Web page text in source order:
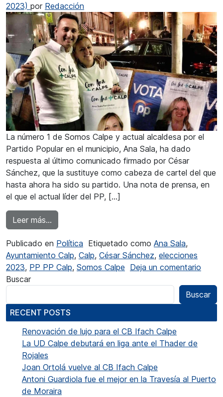
2023) por Redacción
La número 1 de Somos Calpe y actual alcaldesa por el
Partido Popular en el municipio, Ana Sala, ha dado
respuesta al último comunicado firmado por César
Sánchez, que la sustituye como cabeza de cartel del que
hasta ahora ha sido su partido. Una nota de prensa, en
el que el actual líder del PP, […]
Leer más…
Publicado en Política Etiquetado como Ana Sala,
Ayuntamiento Calp, Calp, César Sánchez, elecciones
2023, PP PP Calp, Somos Calpe Deja un comentario
Buscar
Buscar
RECENT POSTS
Renovación de lujo para el CB Ifach Calpe
La UD Calpe debutará en liga ante el Thader de
Rojales
Joan Ortolá vuelve al CB Ifach Calpe
Antoni Guardiola fue el mejor en la Travesía al Puerto
de Moraira